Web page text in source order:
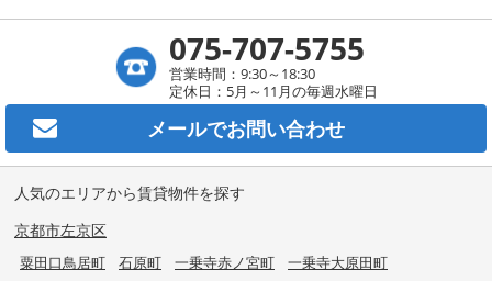
075-707-5755
営業時間：9:30～18:30
定休日：5月～11月の毎週水曜日
メールでお問い合わせ
人気のエリアから賃貸物件を探す
京都市左京区
粟田口鳥居町 石原町 一乗寺赤ノ宮町
一乗寺大原田町